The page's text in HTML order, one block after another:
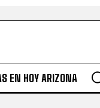
EN HOY ARIZONA